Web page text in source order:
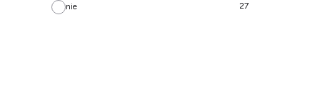
nie 27